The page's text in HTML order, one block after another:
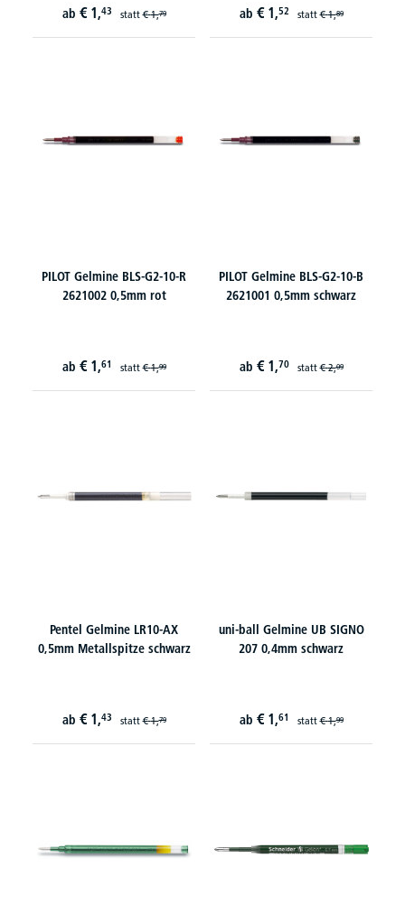
ab € 1,43 statt€ 1,79 ab € 1,52 statt€ 1,89
PILOT Gelmine BLS-G2-10-R
2621002 0,5mm rot
ab € 1,61 statt€ 1,99
PILOT Gelmine BLS-G2-10-B
2621001 0,5mm schwarz
ab € 1,70 statt€ 2,09
Pentel Gelmine LR10-AX
0,5mm Metallspitze schwarz
ab € 1,43 statt€ 1,79
uni-ball Gelmine UB SIGNO
207 0,4mm schwarz
ab € 1,61 statt€ 1,99